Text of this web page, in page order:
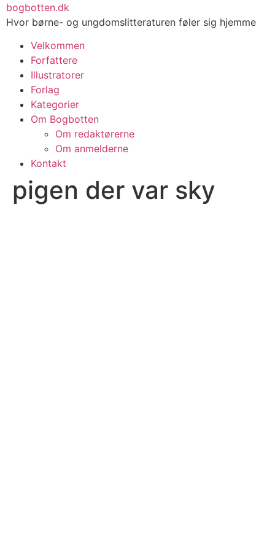
Videre
til
bogbotten.dk
Hvor børne- og ungdomslitteraturen føler sig hjemme
Velkommen
Forfattere
Illustratorer
Forlag
Kategorier
Om Bogbotten
Om redaktørerne
Om anmelderne
Kontakt
pigen der var sky